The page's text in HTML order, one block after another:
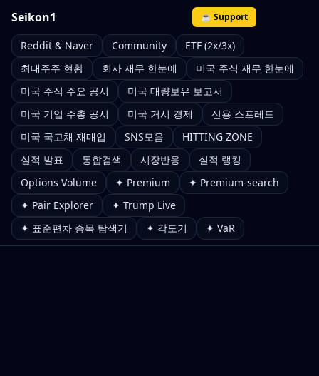
Seikon1 ☕ Support
Reddit & Naver Community
ETF (2x/3x)
최대주주 현황
회사 재무 한눈에
미국 주식 재무 한눈에
미국 주식 주요 공시
미국 대량보유 보고서
미국 기업 주총 공시
미국 거시 경제
신용 스프레드
미국 국고채 재매입
SNS모음
HITTING ZONE
실적 발표
통합검색 시장반응
실적 랭킹
Options Volume
✦ Premium
✦ Premium-search
✦ Pair Explorer
✦ Trump Live
✦ 표준편차 종목 탐색기
✦ 각도기 ✦ VaR